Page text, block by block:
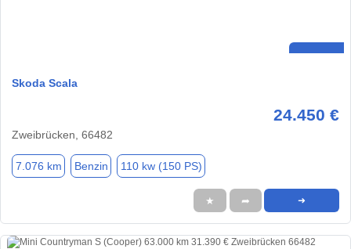
Skoda Scala
24.450 €
Zweibrücken, 66482
7.076 km Benzin 110 kw (150 PS)
★ ➦ ➜